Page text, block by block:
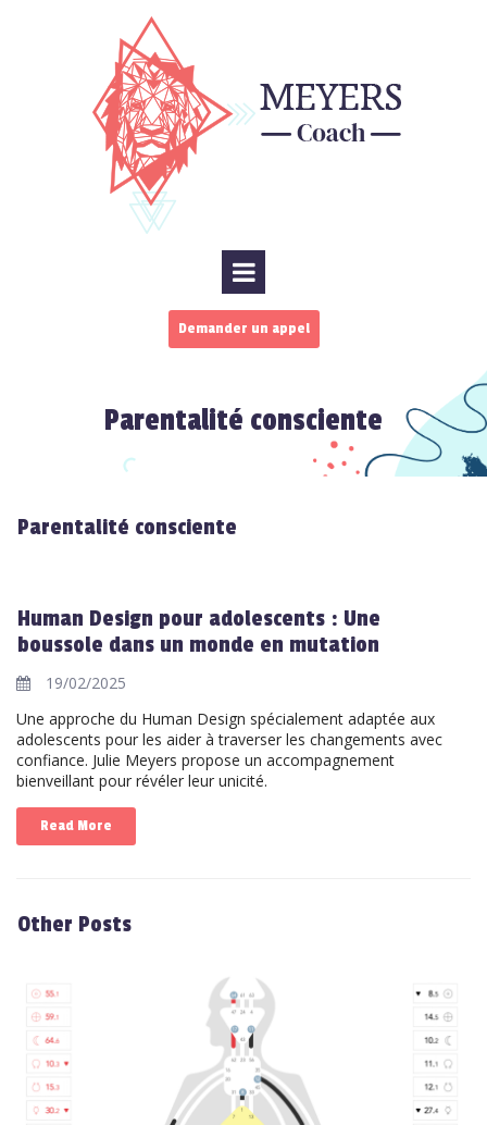
Demander un appel
Parentalité consciente
Parentalité consciente
Human Design pour adolescents : Une
boussole dans un monde en mutation
19/02/2025
Une approche du Human Design spécialement adaptée aux
adolescents pour les aider à traverser les changements avec
confiance. Julie Meyers propose un accompagnement
bienveillant pour révéler leur unicité.
Read More
Other Posts